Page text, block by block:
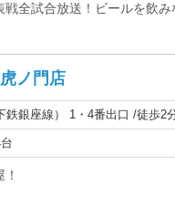
全試合放送！ビールを飲
ノ門店
鉄銀座線） 1・4番出口 /徒歩2